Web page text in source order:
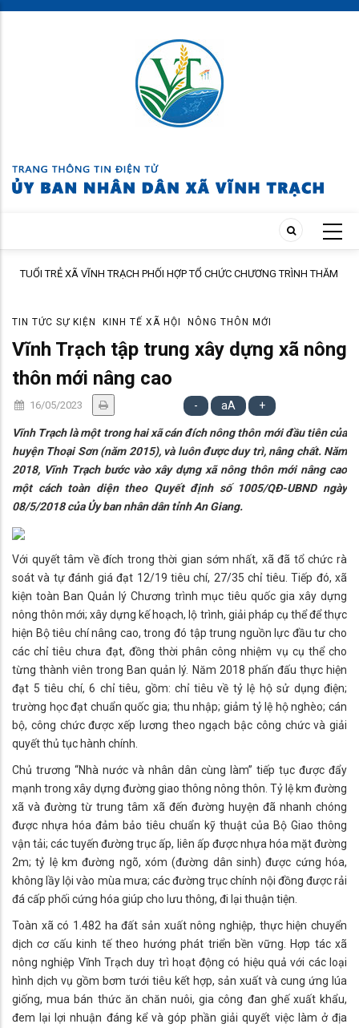
Skip
CHƯƠNG TRÌNH THĂM
ĐẢNG ỦY XÃ VĨNH TRẠCH HỌP BAN
TIN TỨC SỰ KIỆN KINH TẾ XÃ HỘI NÔNG THÔN MỚI
Vĩnh Trạch tập trung xây dựng xã nông
thôn mới nâng cao
16/05/2023 - aA +
Vĩnh Trạch là một trong hai xã cán đích nông thôn mới đầu tiên của
huyện Thoại Sơn (năm 2015), và luôn được duy trì, nâng chất. Năm
2018, Vĩnh Trạch bước vào xây dựng xã nông thôn mới nâng cao
một cách toàn diện theo Quyết định số 1005/QĐ-UBND ngày
08/5/2018 của Ủy ban nhân dân tỉnh An Giang.
Với quyết tâm về đích trong thời gian sớm nhất, xã đã tổ chức rà
soát và tự đánh giá đạt 12/19 tiêu chí, 27/35 chỉ tiêu. Tiếp đó, xã
kiện toàn Ban Quản lý Chương trình mục tiêu quốc gia xây dựng
nông thôn mới; xây dựng kế hoạch, lộ trình, giải pháp cụ thể để thực
hiện Bộ tiêu chí nâng cao, trong đó tập trung nguồn lực đầu tư cho
các chỉ tiêu chưa đạt, đồng thời phân công nhiệm vụ cụ thể cho
từng thành viên trong Ban quản lý. Năm 2018 phấn đấu thực hiện
đạt 5 tiêu chí, 6 chỉ tiêu, gồm: chỉ tiêu về tỷ lệ hộ sử dụng điện;
trường học đạt chuẩn quốc gia; thu nhập; giảm tỷ lệ hộ nghèo; cán
bộ, công chức được xếp lương theo ngạch bậc công chức và giải
quyết thủ tục hành chính.
Chủ trương “Nhà nước và nhân dân cùng làm” tiếp tục được đẩy
mạnh trong xây dựng đường giao thông nông thôn. Tỷ lệ km đường
xã và đường từ trung tâm xã đến đường huyện đã nhanh chóng
được nhựa hóa đảm bảo tiêu chuẩn kỹ thuật của Bộ Giao thông
vận tải; các tuyến đường trục ấp, liên ấp được nhựa hóa mặt đường
2m; tỷ lệ km đường ngõ, xóm (đường dân sinh) được cứng hóa,
không lầy lội vào mùa mưa; các đường trục chính nội đồng được rải
đá cấp phối cứng hóa giúp cho lưu thông, đi lại thuận tiện.
Toàn xã có 1.482 ha đất sản xuất nông nghiệp, thực hiện chuyển
dịch cơ cấu kinh tế theo hướng phát triển bền vững. Hợp tác xã
nông nghiệp Vĩnh Trạch duy trì hoạt động có hiệu quả với các loại
hình dịch vụ gồm bơm tưới tiêu kết hợp, sản xuất và cung ứng lúa
giống, mua bán thức ăn chăn nuôi, gia công đan ghế xuất khẩu,
đem lại lợi nhuận đáng kể và góp phần giải quyết việc làm ở địa